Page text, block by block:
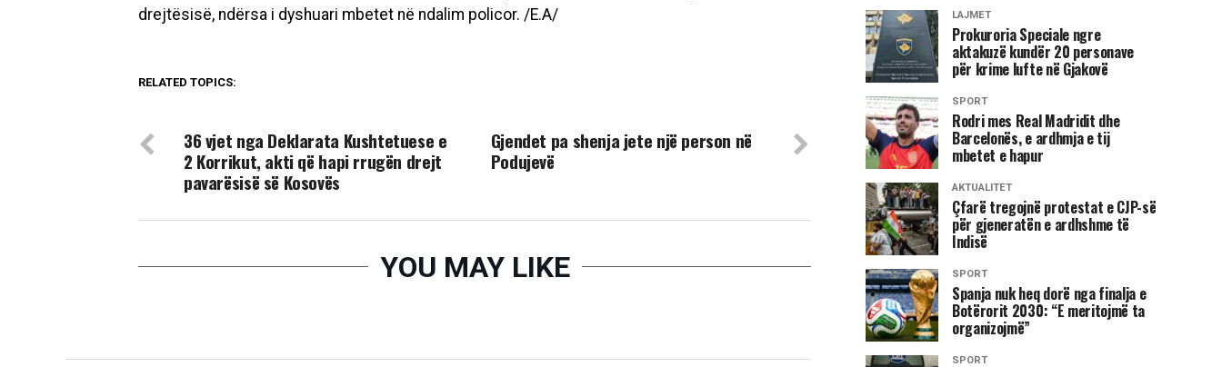
drejtësisë, ndërsa i dyshuari mbetet në ndalim policor. /E.A/
RELATED TOPICS:
Gjendet pa shenja jete një person në
Podujevë
36 vjet nga Deklarata Kushtetuese e
2 Korrikut, akti që hapi rrugën drejt
pavarësisë së Kosovës
YOU MAY LIKE
LAJMET
Prokuroria Speciale ngre
aktakuzë kundër 20 personave
për krime lufte në Gjakovë
SPORT
Rodri mes Real Madridit dhe
Barcelonës, e ardhmja e tij
mbetet e hapur
AKTUALITET
Çfarë tregojnë protestat e CJP-së
për gjeneratën e ardhshme të
Indisë
SPORT
Spanja nuk heq dorë nga finalja e
Botërorit 2030: “E meritojmë ta
organizojmë”
SPORT